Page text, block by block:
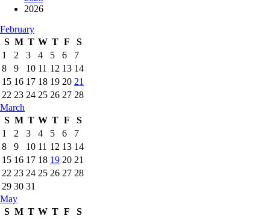
2026
February
S M T W T F
S
1
2 3 4 5 6
7
8
9 10 11 12 13 14
15 16 17 18 19 20 21
22 23 24 25 26 27 28
March
S M T W T F
S
1
2 3 4 5 6
7
8
9 10 11 12 13 14
15 16 17 18 19 20 21
22 23 24 25 26 27 28
29 30 31
May
S M T W T F
S